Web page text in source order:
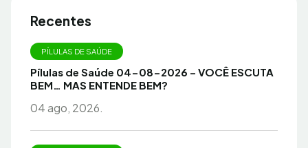
Recentes
PÍLULAS DE SAÚDE
Pílulas de Saúde 04-08-2026 – VOCÊ ESCUTA
BEM… MAS ENTENDE BEM?
04 ago, 2026.